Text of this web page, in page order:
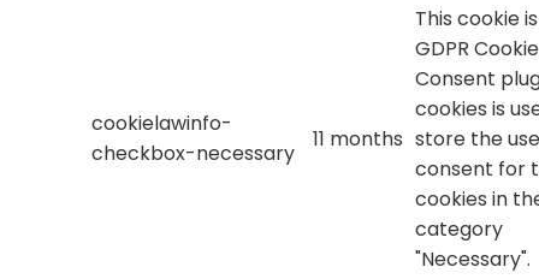
cookielawinfo-
checkbox-necessary
11 months
This cookie
GDPR Cookie
Consent
cookies is
store the
consent for
cookies in
category
"Necessary".